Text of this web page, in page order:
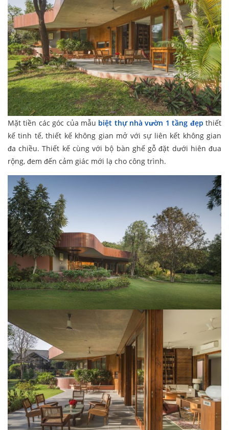
Mặt tiền các góc của mẫu biệt thự nhà vườn 1 tầng đẹp thiết
kế tinh tế, thiết kế không gian mở với sự liên kết không gian
đa chiều. Thiết kế cùng với bộ bàn ghế gỗ đặt dưới hiên đua
rộng, đem đến cảm giác mới lạ cho công trình.